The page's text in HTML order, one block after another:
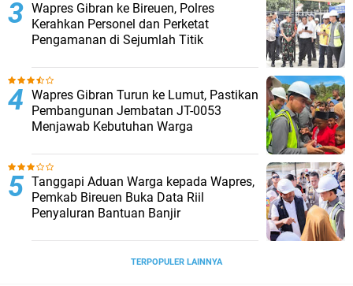
Wapres Gibran ke Bireuen, Polres
Kerahkan Personel dan Perketat
Pengamanan di Sejumlah Titik
Wapres Gibran Turun ke Lumut, Pastikan
Pembangunan Jembatan JT-0053
Menjawab Kebutuhan Warga
Tanggapi Aduan Warga kepada Wapres,
Pemkab Bireuen Buka Data Riil
Penyaluran Bantuan Banjir
TERPOPULER LAINNYA